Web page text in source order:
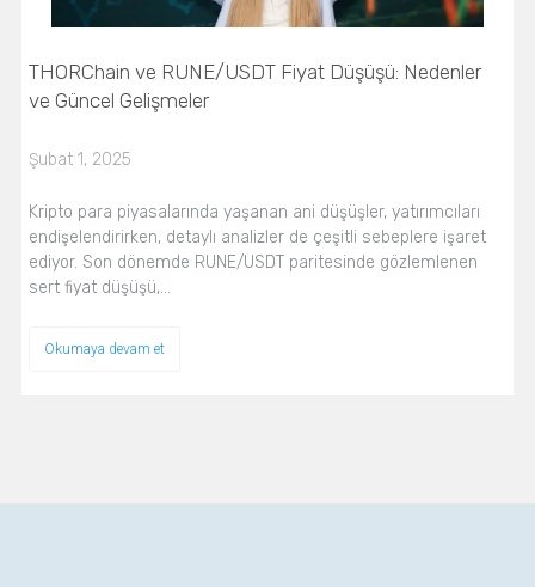
THORChain ve RUNE/USDT Fiyat Düşüşü: Nedenler
ve Güncel Gelişmeler
Şubat 1, 2025
Kripto para piyasalarında yaşanan ani düşüşler, yatırımcıları
endişelendirirken, detaylı analizler de çeşitli sebeplere işaret
ediyor. Son dönemde RUNE/USDT paritesinde gözlemlenen
sert fiyat düşüşü,…
Okumaya devam et